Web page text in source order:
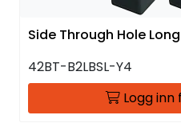
Side Through Hole
42BT-B2LBSL-Y4
Logg